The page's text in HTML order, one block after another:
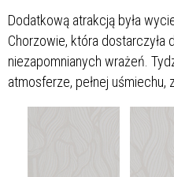
Dodatkową atrakcją była
Chorzowie, która dostarczyła
niezapomnianych wrażeń.
atmosferze, pełnej